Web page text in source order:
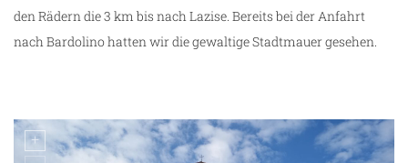
den Rädern die 3 km bis nach Lazise. Bereits bei der Anfahrt
nach Bardolino hatten wir die gewaltige Stadtmauer gesehen.